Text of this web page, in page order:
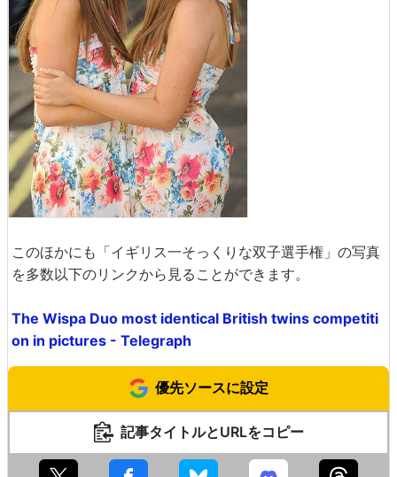
このほかにも「イギリス一そっくりな双子選手権」の写真
を多数以下のリンクから見ることができます。
The Wispa Duo most identical British twins competiti
on in pictures - Telegraph
優先ソースに設定
記事タイトルとURLをコピー